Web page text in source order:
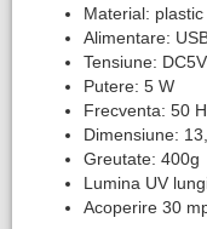
Material: plastic
Alimentare:
Tensiune: DC5V
Putere: 5 W
Frecventa: 50
Dimensiune:
Greutate: 400g
Lumina UV
Acoperire 30